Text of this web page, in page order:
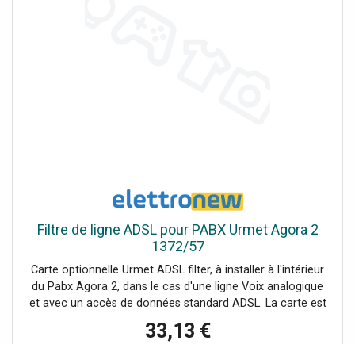
Filtre de ligne ADSL pour PABX Urmet Agora 2
1372/57
Carte optionnelle Urmet ADSL filter, à installer à l'intérieur
du Pabx Agora 2, dans le cas d'une ligne Voix analogique
et avec un accès de données standard ADSL. La carte est
active sur la ligne 3 et les bornes pour la connexion du
modem ADSL sont prévues sur la base du Pabx.
33,13 €